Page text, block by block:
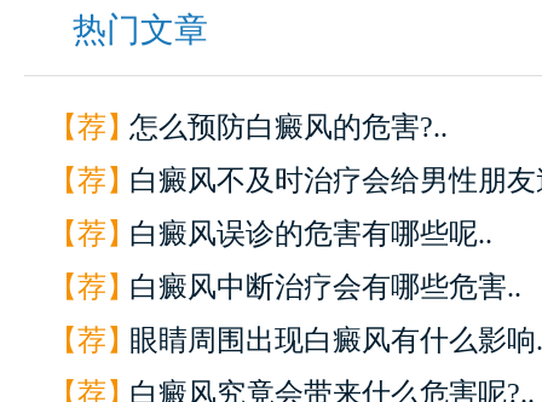
热门文章
【荐】怎么预防白癜风的危害?..
【荐】白癜风不及时治疗会给男性朋友
【荐】白癜风误诊的危害有哪些呢..
【荐】白癜风中断治疗会有哪些危害..
【荐】眼睛周围出现白癜风有什么影响
【荐】白癜风究竟会带来什么危害呢?..